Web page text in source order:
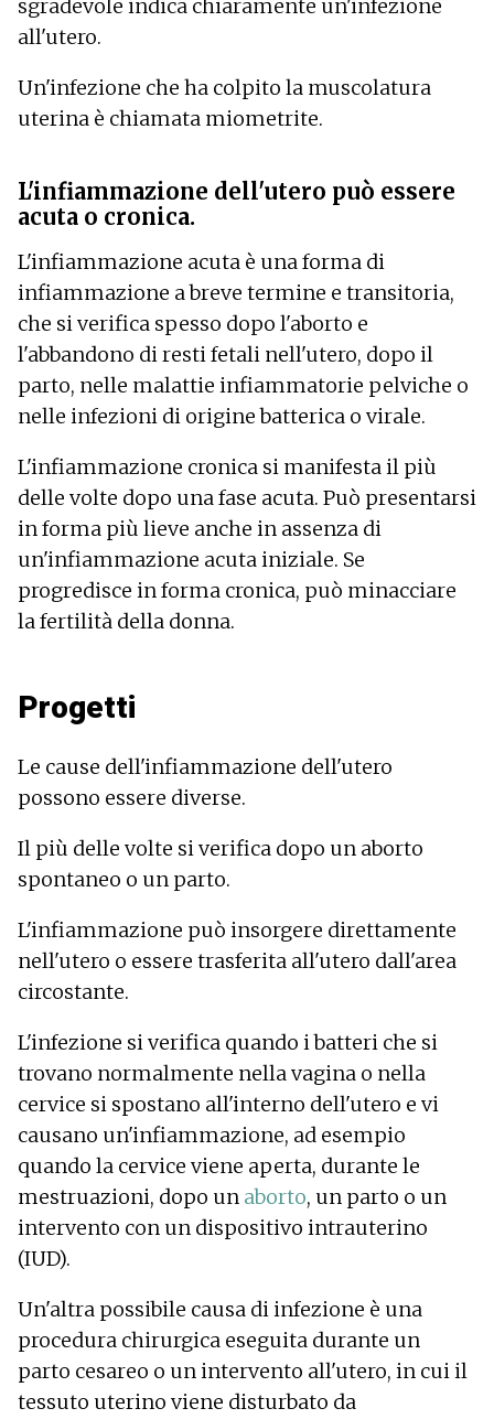
sgradevole indica chiaramente un'infezione
all'utero.
Un'infezione che ha colpito la muscolatura
uterina è chiamata miometrite.
L'infiammazione dell'utero può essere
acuta o cronica.
L'infiammazione acuta è una forma di
infiammazione a breve termine e transitoria,
che si verifica spesso dopo l'aborto e
l'abbandono di resti fetali nell'utero, dopo il
parto, nelle malattie infiammatorie pelviche o
nelle infezioni di origine batterica o virale.
L'infiammazione cronica si manifesta il più
delle volte dopo una fase acuta. Può presentarsi
in forma più lieve anche in assenza di
un'infiammazione acuta iniziale. Se
progredisce in forma cronica, può minacciare
la fertilità della donna.
Progetti
Le cause dell'infiammazione dell'utero
possono essere diverse.
Il più delle volte si verifica dopo un aborto
spontaneo o un parto.
L'infiammazione può insorgere direttamente
nell'utero o essere trasferita all'utero dall'area
circostante.
L'infezione si verifica quando i batteri che si
trovano normalmente nella vagina o nella
cervice si spostano all'interno dell'utero e vi
causano un'infiammazione, ad esempio
quando la cervice viene aperta, durante le
mestruazioni, dopo un aborto, un parto o un
intervento con un dispositivo intrauterino
(IUD).
Un'altra possibile causa di infezione è una
procedura chirurgica eseguita durante un
parto cesareo o un intervento all'utero, in cui il
tessuto uterino viene disturbato da